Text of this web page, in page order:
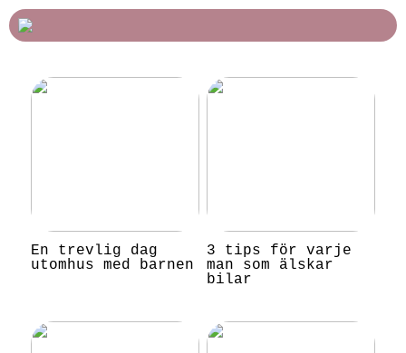
En trevlig dag
utomhus med barnen
3 tips för varje
man som älskar
bilar